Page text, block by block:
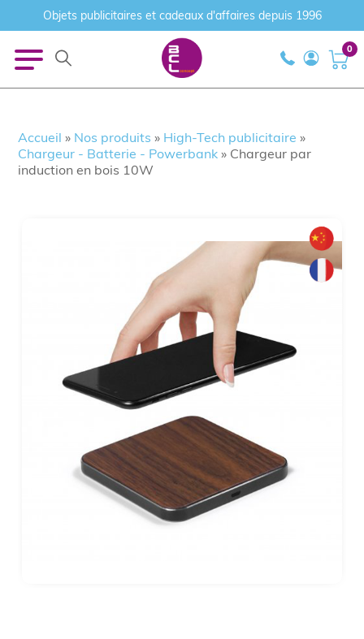
Objets publicitaires et cadeaux d'affaires depuis 1996
0
Accueil » Nos produits » High-Tech publicitaire »
Chargeur - Batterie - Powerbank » Chargeur par
induction en bois 10W